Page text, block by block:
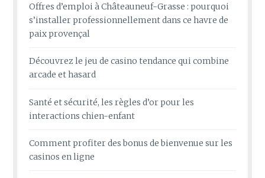
Offres d’emploi à Châteauneuf-Grasse : pourquoi
s’installer professionnellement dans ce havre de
paix provençal
Découvrez le jeu de casino tendance qui combine
arcade et hasard
Santé et sécurité, les règles d’or pour les
interactions chien-enfant
Comment profiter des bonus de bienvenue sur les
casinos en ligne